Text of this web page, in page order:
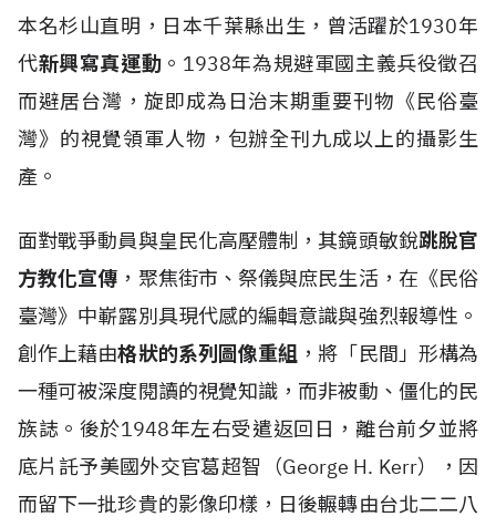
本名杉山直明，日本千葉縣出生，曾活躍於1930年
代新興寫真運動 。1938年為規避軍國主義兵役徵召
而避居台灣，旋即成為日治末期重要刊物《民俗臺
灣》的視覺領軍人物，包辦全刊九成以上的攝影生
產。
面對戰爭動員與皇民化高壓體制，其鏡頭敏銳跳脫官
方教化宣傳 ，聚焦街市、祭儀與庶民生活，在《民俗
臺灣》中嶄露別具現代感的編輯意識與強烈報導性。
創作上藉由格狀的系列圖像重組 ，將「民間」形構為
一種可被深度閱讀的視覺知識，而非被動、僵化的民
族誌。後於1948年左右受遣返回日，離台前夕並將
底片託予美國外交官葛超智（George H. Kerr），因
而留下一批珍貴的影像印樣，日後輾轉由台北二二八